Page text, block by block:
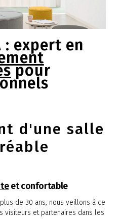
: expert en
pour
d'une salle
et confortable
de 30 ans, nous veillons à ce
visiteurs et partenaires dans les